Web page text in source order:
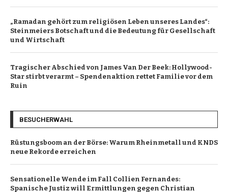
„Ramadan gehört zum religiösen Leben unseres Landes“:
Steinmeiers Botschaft und die Bedeutung für Gesellschaft
und Wirtschaft
Tragischer Abschied von James Van Der Beek: Hollywood-
Star stirbt verarmt – Spendenaktion rettet Familie vor dem
Ruin
BESUCHERWAHL
Rüstungsboom an der Börse: Warum Rheinmetall und KNDS
neue Rekorde erreichen
Sensationelle Wende im Fall Collien Fernandes:
Spanische Justiz will Ermittlungen gegen Christian